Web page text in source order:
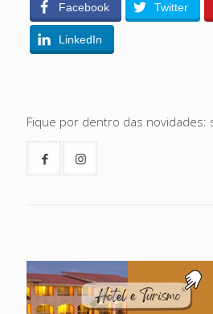
Facebook Twitter
LinkedIn
Fique por dentro das novidades: